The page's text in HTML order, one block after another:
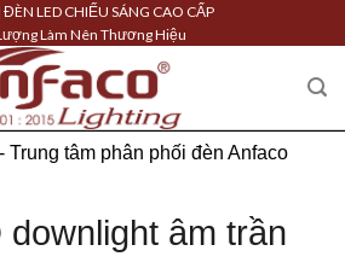
LED CHIẾU SÁNG CAO CẤP
Làm Nên Thương Hiệu
Trung tâm phân phối đèn Anfaco
âm trần